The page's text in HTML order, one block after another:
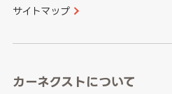
サイトマップ
カーネクストについて